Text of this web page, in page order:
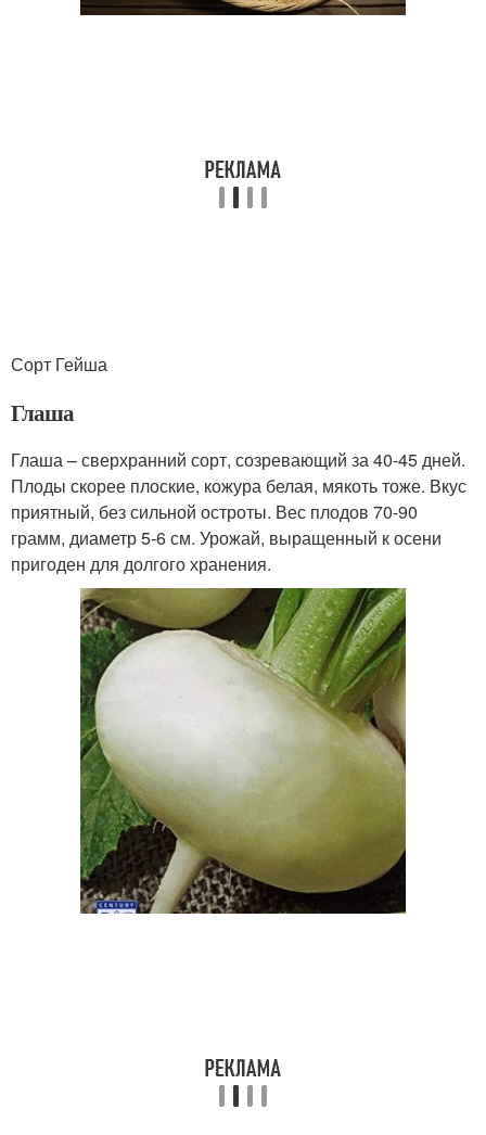
Сорт Гейша
Глаша
Глаша – сверхранний сорт, созревающий за 40-45 дней.
Плоды скорее плоские, кожура белая, мякоть тоже. Вкус
приятный, без сильной остроты. Вес плодов 70-90
грамм, диаметр 5-6 см. Урожай, выращенный к осени
пригоден для долгого хранения.